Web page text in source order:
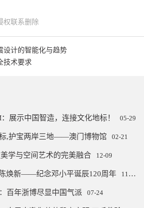
权联系删除
设计的智能化与趋势
技术要求
展示中国智造，连接文化地标！ 05-29
,护宝两岸三地——澳门博物馆 02-21
学与空间艺术的完美融合 12-09
焕新——纪念邓小平诞辰120周年 11-07
百年浙博尽显中国气派 07-24